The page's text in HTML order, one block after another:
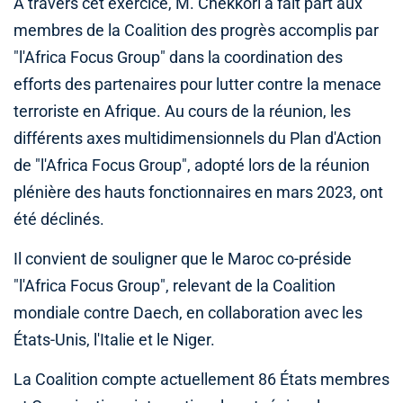
membres de la Coalition des progrès accomplis par
"l'Africa Focus Group" dans la coordination des
efforts des partenaires pour lutter contre la menace
terroriste en Afrique. Au cours de la réunion, les
différents axes multidimensionnels du Plan d'Action
de "l'Africa Focus Group", adopté lors de la réunion
plénière des hauts fonctionnaires en mars 2023, ont
été déclinés.
Il convient de souligner que le Maroc co-préside
"l'Africa Focus Group", relevant de la Coalition
mondiale contre Daech, en collaboration avec les
États-Unis, l'Italie et le Niger.
La Coalition compte actuellement 86 États membres